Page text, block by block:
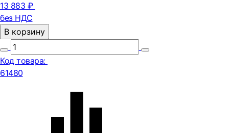
13 883 ₽
без НДС
В корзину
Код товара:
61480